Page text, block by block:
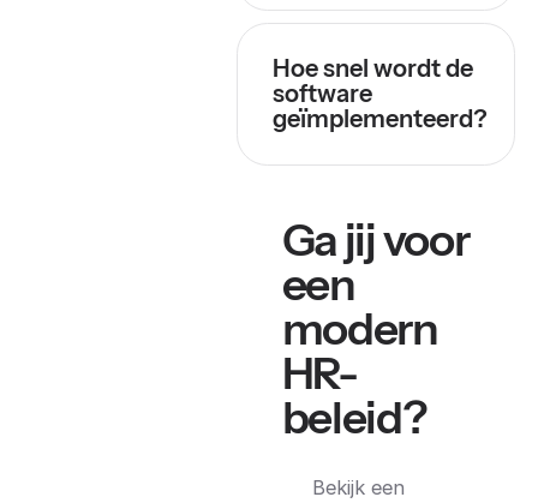
Hoe snel wordt de
software
geïmplementeerd?
Ga jij voor
een
modern
HR-
beleid?
Bekijk een